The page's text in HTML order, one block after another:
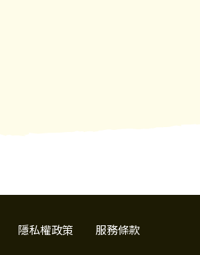
隱私權政策 服務條款